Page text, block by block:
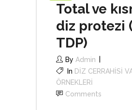
Total ve
diz protezi
TDP)
By Admin
In DİZ CERRAHİSİ
ÖRNEKLERİ
Comments